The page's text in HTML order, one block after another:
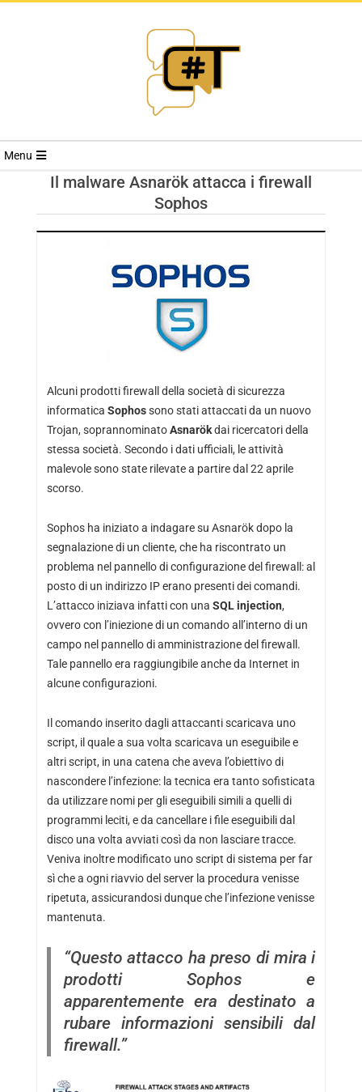
RIVISTA
TRENDS
Menu
Il malware Asnarök attacca i firewall
Sophos
Alcuni prodotti firewall della società di sicurezza
informatica Sophossono stati attaccati da un nuovo
Trojan, soprannominatoAsnarökdai ricercatori della
stessa società. Secondo i dati ufficiali, le attività
malevole sono state rilevate a partire dal 22 aprile
scorso.
Sophos ha iniziato a indagare su Asnarök dopo la
segnalazione di un cliente, che ha riscontrato un
problema nel pannello di configurazione del firewall: al
posto di un indirizzo IP erano presenti dei comandi.
L’attacco iniziava infatti con una SQL injection,
ovvero con l’iniezione di un comando all’interno di un
campo nel pannello di amministrazione del firewall.
Tale pannello era raggiungibile anche da Internet in
alcune configurazioni.
Il comando inserito dagli attaccanti scaricava uno
script, il quale a sua volta scaricava un eseguibile e
altri script, in una catena che aveva l’obiettivo di
nascondere l’infezione: la tecnica era tanto sofisticata
da utilizzare nomi per gli eseguibili simili a quelli di
programmi leciti, e da cancellare i file eseguibili dal
disco una volta avviati così da non lasciare tracce.
Veniva inoltre modificato uno script di sistema per far
sì che a ogni riavvio del server la procedura venisse
ripetuta, assicurandosi dunque che l’infezione venisse
mantenuta.
“Questo attacco ha preso di mira i
prodotti Sophos e
apparentemente era destinato a
rubare informazioni sensibili dal
firewall.”